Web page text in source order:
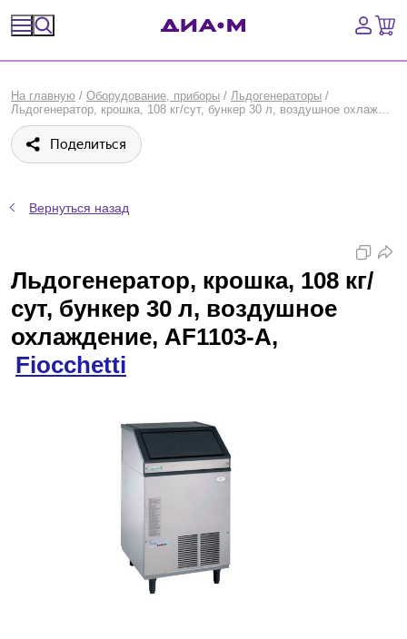
Оборудование, приборы
Расходные материалы, пластик, стекло
Химические реактивы, препараты, наборы
Библиотека
Войти
На главную / Оборудование, приборы / Льдогенераторы /
Льдогенератор, крошка, 108 кг/сут, бункер 30 л, воздушное охлаждение, AF1103-A, Fiocchetti
Поделиться
Вернуться назад
Льдогенератор, крошка, 108 кг/
сут, бункер 30 л, воздушное
охлаждение, AF1103-A,
Fiocchetti